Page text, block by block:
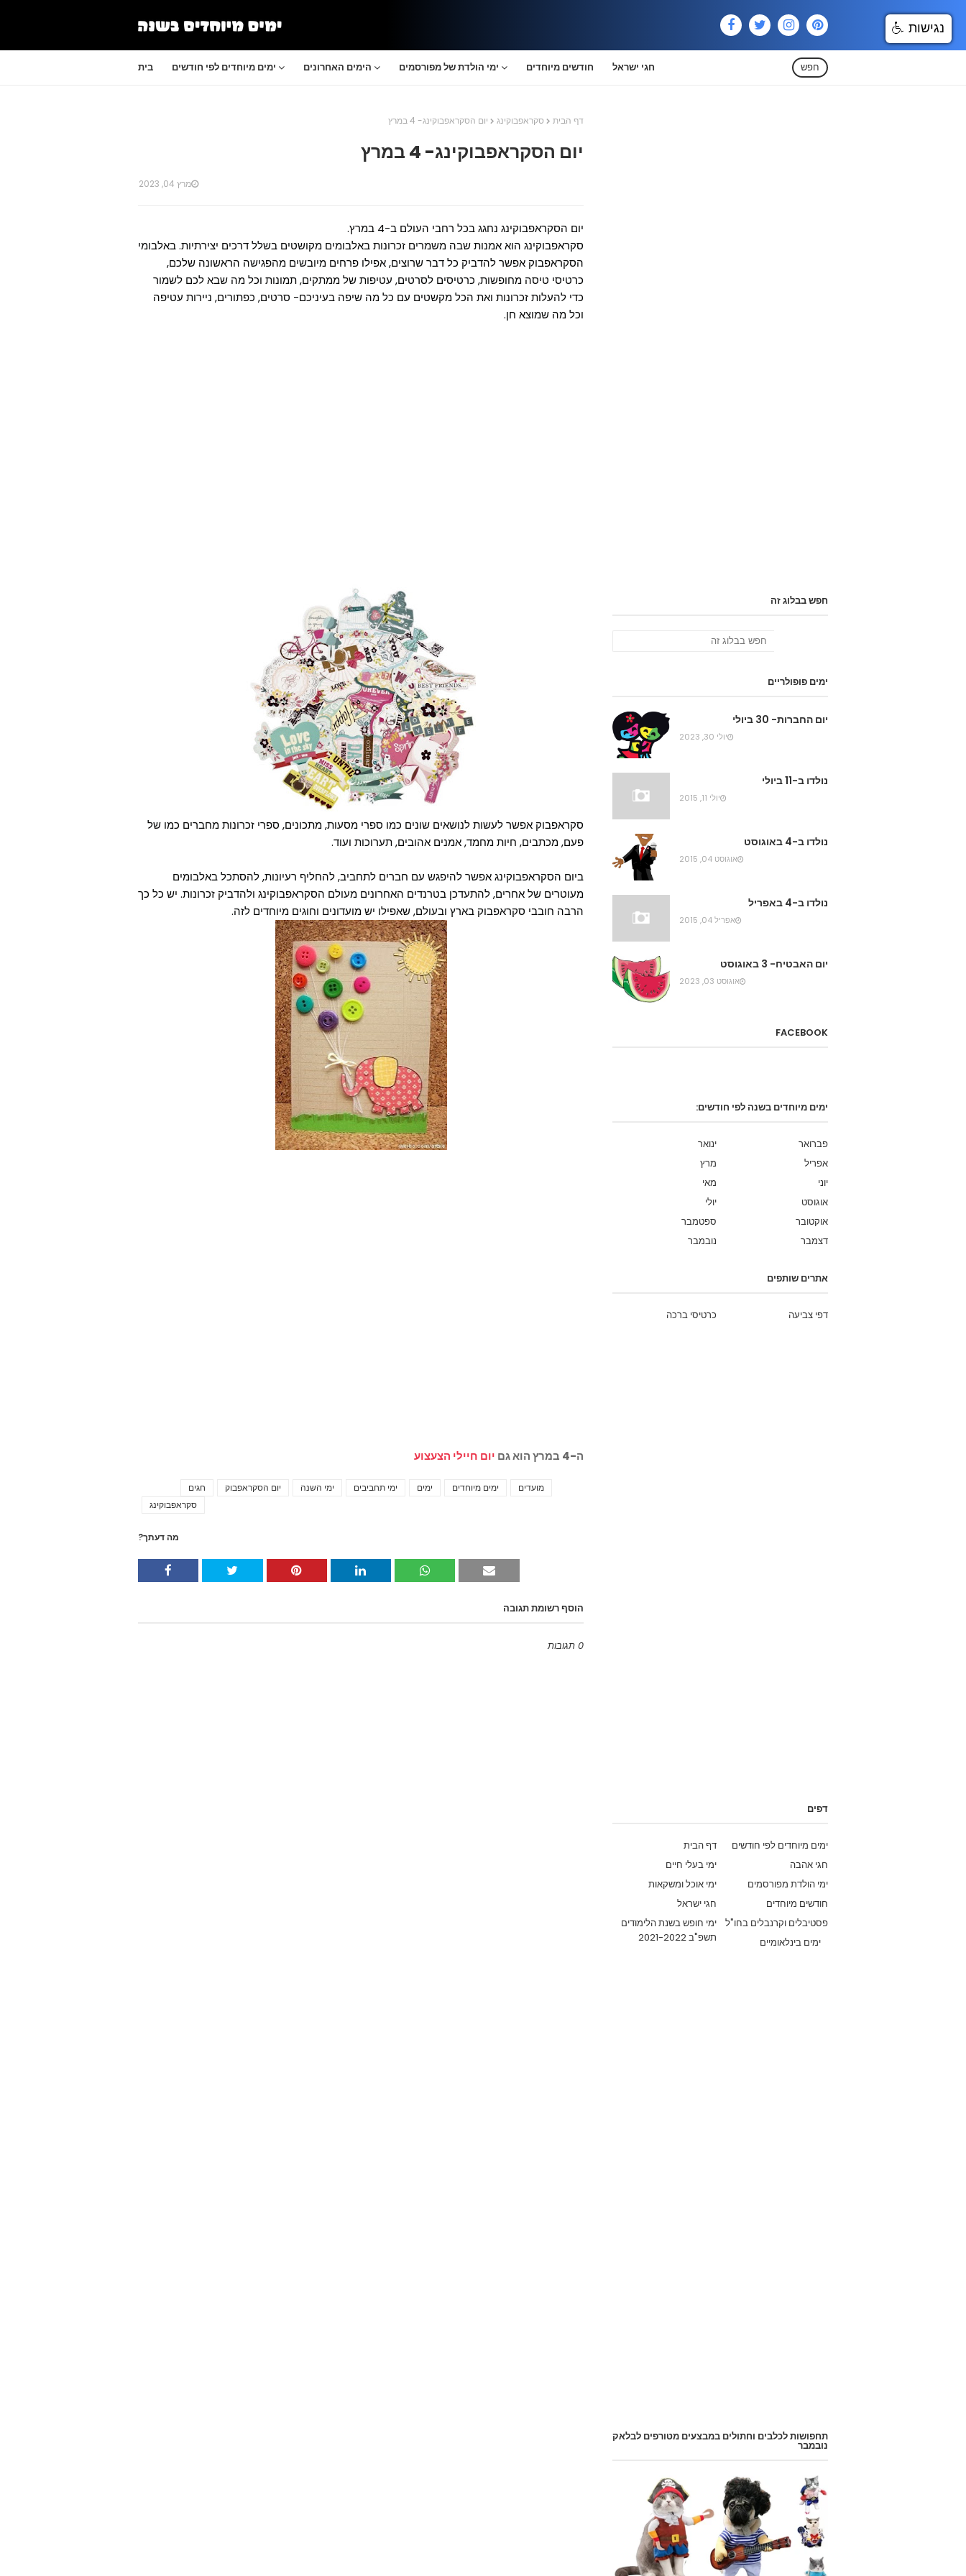
בית ימים מיוחדים לפי חודשים הימים האחרונים ימי הולדת של מפורסמים חודשים מיוחדים חגי ישראל חפש
דף הבית סקראפבוקינג יום הסקראפבוקינג- 4 במרץ
יום הסקראפבוקינג- 4 במרץ
מרץ 04, 2023
יום הסקראפבוקינג נחגג בכל רחבי העולם ב-4 במרץ.
סקראפבוקינג הוא אמנות שבה משמרים זכרונות באלבומים מקושטים בשלל דרכים יצירתיות. באלבומי
הסקראפבוק אפשר להדביק כל דבר שרוצים, אפילו פרחים מיובשים מהפגישה הראשונה שלכם,
כרטיסי טיסה מחופשות, כרטיסים לסרטים, עטיפות של ממתקים, תמונות וכל מה שבא לכם לשמור
כדי להעלות זכרונות ואת הכל מקשטים עם כל מה שיפה בעיניכם- סרטים, כפתורים, ניירות עטיפה
וכל מה שמוצא חן.
סקראפבוק אפשר לעשות לנושאים שונים כמו ספרי מסעות, מתכונים, ספרי זכרונות מחברים כמו של
פעם, מכתבים, חיות מחמד, אמנים אהובים, תערוכות ועוד.
ביום הסקראפבוקינג אפשר להיפגש עם חברים לתחביב, להחליף רעיונות, להסתכל באלבומים
מעוטרים של אחרים, להתעדכן בטרנדים האחרונים מעולם הסקראפבוקינג ולהדביק זכרונות. יש כל כך
הרבה חובבי סקראפבוק בארץ ובעולם, שאפילו יש מועדונים וחוגים מיוחדים לזה.
ה-4 במרץ הוא גם יום חיילי הצעצוע
חגים יום הסקראפבוק ימי השנה ימי תחביבים ימים ימים מיוחדים
מועדים
סקראפבוקינג
מה דעתך?
הוסף רשומת תגובה
0 תגובות
חפש בבלוג זה
ימים פופולריים
יום החברות- 30 ביולי
יולי 30, 2023
נולדו ב-11 ביולי
יולי 11, 2015
נולדו ב-4 באוגוסט
אוגוסט 04, 2015
נולדו ב-4 באפריל
אפריל 04, 2015
יום האבטיח- 3 באוגוסט
אוגוסט 03, 2023
FACEBOOK
ימים מיוחדים בשנה לפי חודשים:
ינואר
פברואר
מרץ
אפריל
מאי
יוני
יולי
אוגוסט
ספטמבר
אוקטובר
נובמבר
דצמבר
אתרים שותפים
כרטיסי ברכה דפי צביעה
דפים
דף הבית
ימים מיוחדים לפי חודשים
ימי בעלי חיים
חגי אהבה
ימי אוכל ומשקאות
ימי הולדת מפורסמים
חגי ישראל
חודשים מיוחדים
ימי חופש בשנת הלימודים
תשפ"ב 2021-2022
פסטיבלים וקרנבלים בחו"ל
ימים בינלאומיים
תחפושות לכלבים וחתולים במבצעים מטורפים לבלאק
נובמבר
נגישות